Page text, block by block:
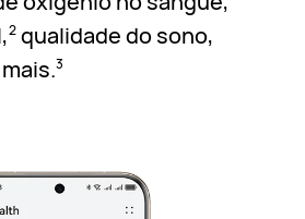
2qualidade do sono,
3